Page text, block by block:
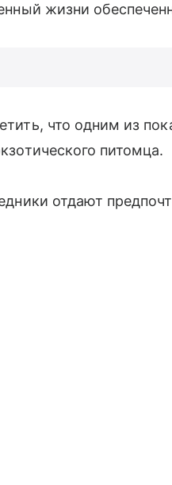
жизни
что одним из
питомца.
отдают